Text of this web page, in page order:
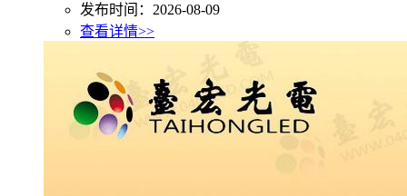
发布时间：2026-08-09
查看详情>>